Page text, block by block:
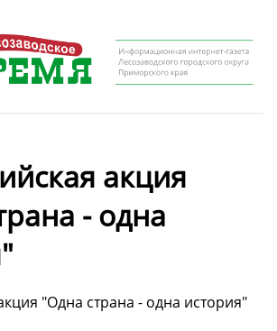
акция
- одна
"Одна страна - одна история"